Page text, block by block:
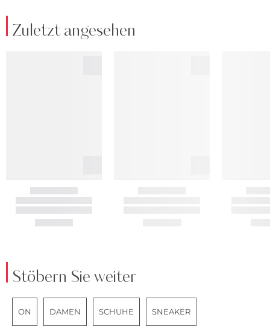
Zuletzt angesehen
Stöbern Sie weiter
ON DAMEN SCHUHE SNEAKER